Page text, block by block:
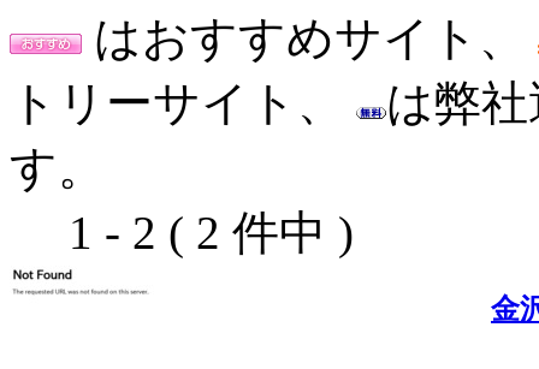
はおすすめサイト、
トリーサイト、
は弊
す。
1 - 2 ( 2 件中 )
金